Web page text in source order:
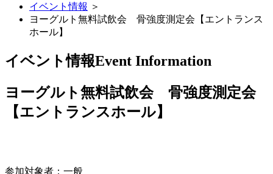
イベント情報 ＞
ヨーグルト無料試飲会 骨強度測定会【エントランス
ホール】
イベント情報Event Information
ヨーグルト無料試飲会 骨強度測定会
【エントランスホール】
参加対象者：一般